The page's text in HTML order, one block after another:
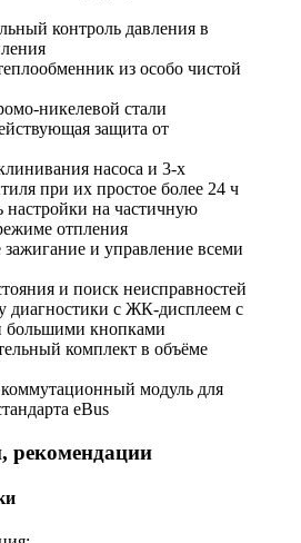
контроль давления в
из особо чистой
никелевой стали
защита от
насоса и 3-х
при их простое более 24 ч
настройки на частичную
отпления
и управление всеми
и поиск неисправностей
диагностики с ЖК-дисплеем с
большими кнопками
комплект в объёме
модуль для
eBus
рекомендации